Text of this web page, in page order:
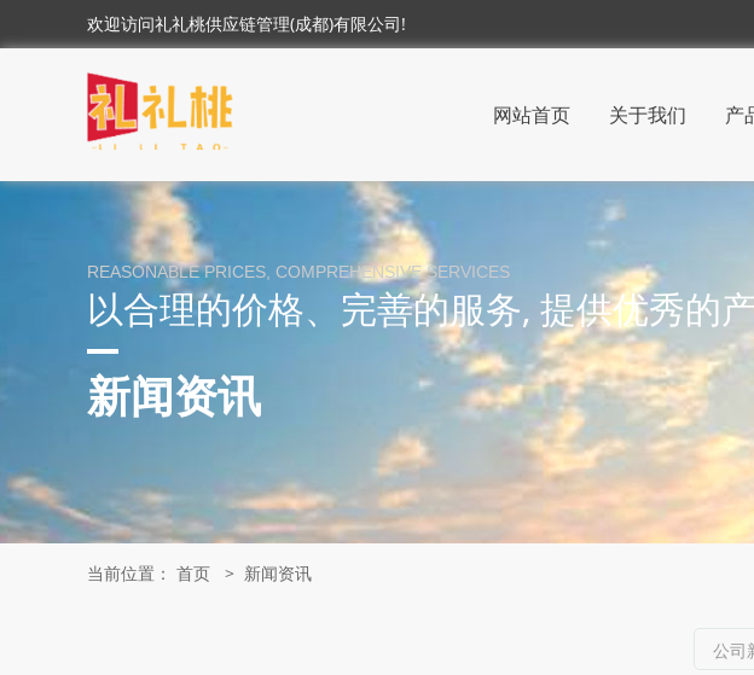
欢迎访问礼礼桃供应链管理(成都)有限公司!
网站首页 关于我们 产
REASONABLE PRICES, COMPREHENSIVE SERVICES
以合理的价格、完善的服务, 提供优秀的
新闻资讯
当前位置： 首页 > 新闻资讯
公司